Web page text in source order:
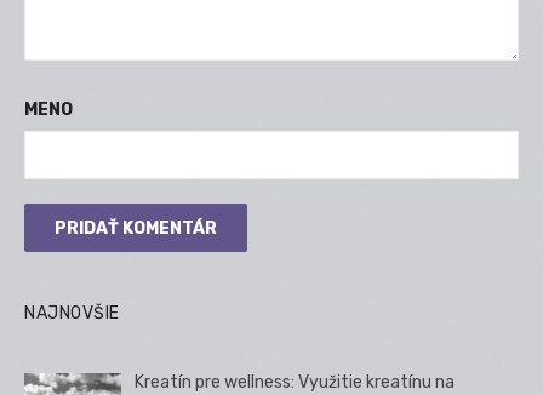
MENO
NAJNOVŠIE
Kreatín pre wellness: Využitie kreatínu na